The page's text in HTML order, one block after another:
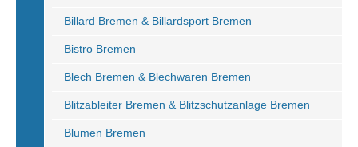
Billard Bremen & Billardsport Bremen
Bistro Bremen
Blech Bremen & Blechwaren Bremen
Blitzableiter Bremen & Blitzschutzanlage Bremen
Blumen Bremen